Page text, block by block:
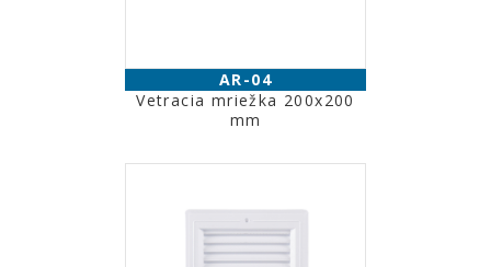
AR-04
Vetracia mriežka 200x200
mm